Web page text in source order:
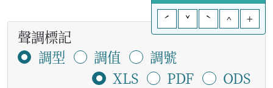
ˊ
ˇ ˋ ^ +
聲調標記
調型
調值
調號
XLS
PDF
ODS